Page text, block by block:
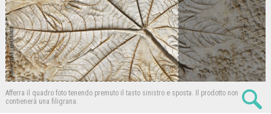
Afferra il quadro foto tenendo premuto il tasto sinistro e sposta.
Il prodotto non
contienerà una filigrana.